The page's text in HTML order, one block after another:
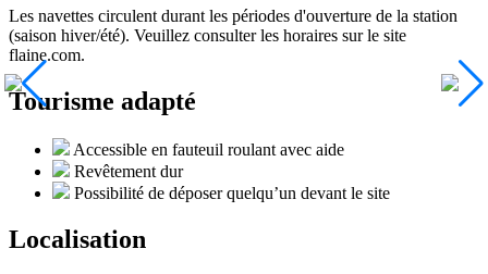
Les navettes circulent durant les périodes d'ouverture de la station
(saison hiver/été). Veuillez consulter les horaires sur le site
flaine.com.
Tourisme adapté
Accessible en fauteuil roulant avec aide
Revêtement dur
Possibilité de déposer quelqu’un devant le site
Localisation